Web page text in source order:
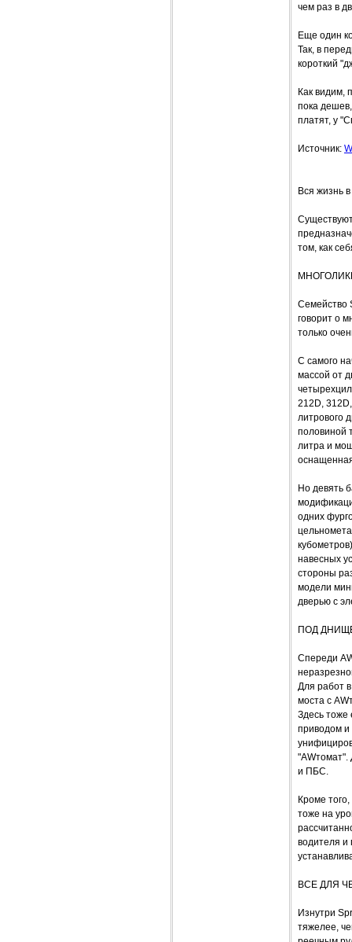
чем раз в
Еще один
Так, в
короткий
Как видим,
пока
платят, у
Источник:
Вся жизнь в
том, как
Семейство
говорит о
только
С самого
массой от
212D,
литрового
половиной
литра и
Но девять
одних
навесных
стороны
модели
дверью с
ПОД
Спереди
Для работ
моста с
Здесь тоже
приводом
и ПБС.
Кроме
тоже на
водителя и
ВСЕ ДЛЯ
Изнутри
тяжелее,